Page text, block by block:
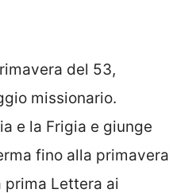
del 53,
missionario.
e la Frigia e giunge
fino alla primavera
prima Lettera ai